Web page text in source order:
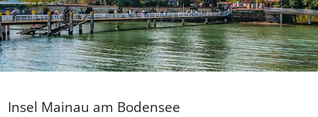
Insel Mainau am Bodensee
🧝 Konto anlegen oder einloggen
✅ Sommer Cashback ist automatisch aktiviert